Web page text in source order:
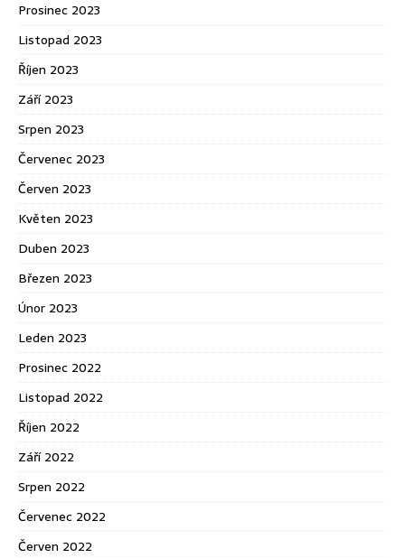
Prosinec 2023
Listopad 2023
Říjen 2023
Září 2023
Srpen 2023
Červenec 2023
Červen 2023
Květen 2023
Duben 2023
Březen 2023
Únor 2023
Leden 2023
Prosinec 2022
Listopad 2022
Říjen 2022
Září 2022
Srpen 2022
Červenec 2022
Červen 2022